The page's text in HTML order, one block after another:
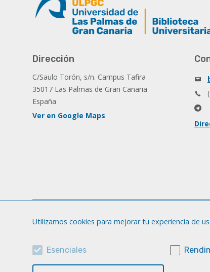
Dirección
C/Saulo Torón, s/n. Campus Tafira
35017 Las Palmas de Gran Canaria
España
Ver en Google Maps
Utilizamos cookies para mejorar tu experiencia de
Esenciales